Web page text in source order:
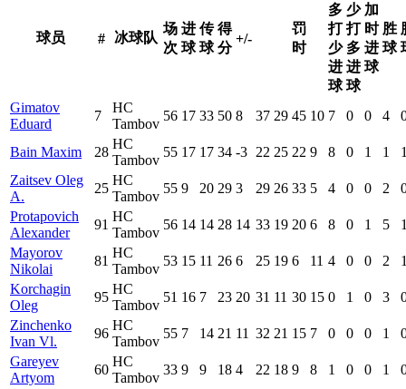
球员 # 冰球队
场
次
进
球
传
球
得
分
+/-
罚
时
多
打
少
进
球
少
打
多
进
球
加
时
进
球
胜
球
Gimatov
Eduard
7
HC
Tambov
56 17 33 50 8 37 29 45 10 7 0 0 4
Bain Maxim 28
HC
Tambov
55 17 17 34 -3 22 25 22 9 8 0 1 1
Zaitsev Oleg
A.
25
HC
Tambov
55 9 20 29 3 29 26 33 5 4 0 0 2
Protapovich
Alexander
91
HC
Tambov
56 14 14 28 14 33 19 20 6 8 0 1 5
Mayorov
Nikolai
81
HC
Tambov
53 15 11 26 6 25 19 6 11 4 0 0 2
Korchagin
Oleg
95
HC
Tambov
51 16 7 23 20 31 11 30 15 0 1 0 3
Zinchenko
Ivan Vl.
96
HC
Tambov
55 7 14 21 11 32 21 15 7 0 0 0 1
Gareyev
Artyom
60
HC
Tambov
33 9 9 18 4 22 18 9 8 1 0 0 1